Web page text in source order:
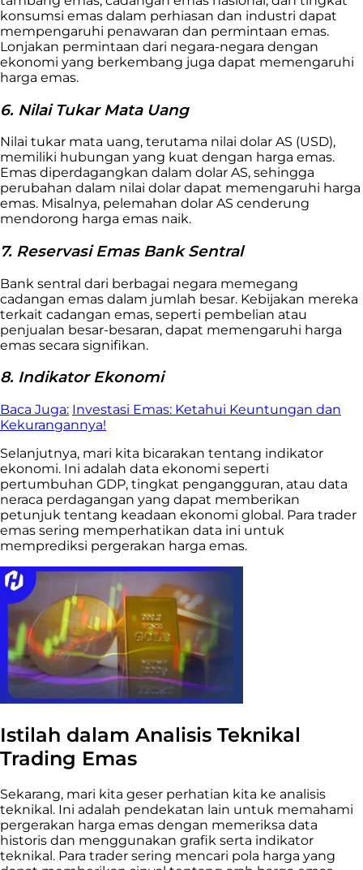
konsumsi emas dalam perhiasan dan industri dapat
mempengaruhi penawaran dan permintaan emas.
Lonjakan permintaan dari negara-negara dengan
ekonomi yang berkembang juga dapat memengaruhi
harga emas.
6. Nilai Tukar Mata Uang
Nilai tukar mata uang, terutama nilai dolar AS (USD),
memiliki hubungan yang kuat dengan harga emas.
Emas diperdagangkan dalam dolar AS, sehingga
perubahan dalam nilai dolar dapat memengaruhi harga
emas. Misalnya, pelemahan dolar AS cenderung
mendorong harga emas naik.
7. Reservasi Emas Bank Sentral
Bank sentral dari berbagai negara memegang
cadangan emas dalam jumlah besar. Kebijakan mereka
terkait cadangan emas, seperti pembelian atau
penjualan besar-besaran, dapat memengaruhi harga
emas secara signifikan.
8. Indikator Ekonomi
Baca Juga: Investasi Emas: Ketahui Keuntungan dan
Kekurangannya!
Selanjutnya, mari kita bicarakan tentang indikator
ekonomi. Ini adalah data ekonomi seperti
pertumbuhan GDP, tingkat pengangguran, atau data
neraca perdagangan yang dapat memberikan
petunjuk tentang keadaan ekonomi global. Para trader
emas sering memperhatikan data ini untuk
memprediksi pergerakan harga emas.
Istilah dalam Analisis Teknikal
Trading Emas
Sekarang, mari kita geser perhatian kita ke analisis
teknikal. Ini adalah pendekatan lain untuk memahami
pergerakan harga emas dengan memeriksa data
historis dan menggunakan grafik serta indikator
teknikal. Para trader sering mencari pola harga yang